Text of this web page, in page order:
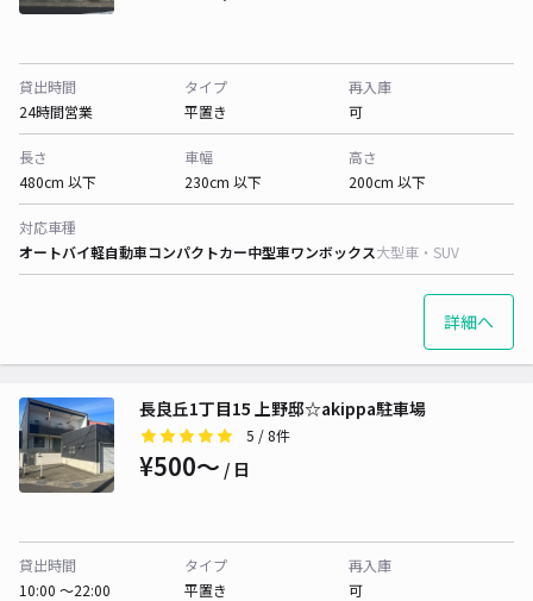
貸出時間
24時間営業
タイプ
平置き
再入庫
可
長さ
480cm 以下
車幅
230cm 以下
高さ
200cm 以下
対応車種
オートバイ軽自動車コンパクトカー中型車ワンボックス大型車・SUV
詳細へ
長良丘1丁目15 上野邸☆akippa駐車場
5 / 8件
¥500〜 / 日
貸出時間
10:00 〜22:00
タイプ
平置き
再入庫
可